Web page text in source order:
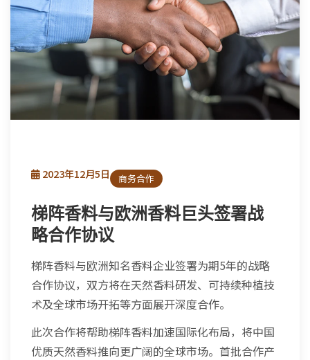
2023年12月5日 商务合作
梯阵香料与欧洲香料巨头签署战
略合作协议
梯阵香料与欧洲知名香料企业签署为期5年的战略
合作协议，双方将在天然香料研发、可持续种植技
术及全球市场开拓等方面展开深度合作。
此次合作将帮助梯阵香料加速国际化布局，将中国
优质天然香料推向更广阔的全球市场。首批合作产